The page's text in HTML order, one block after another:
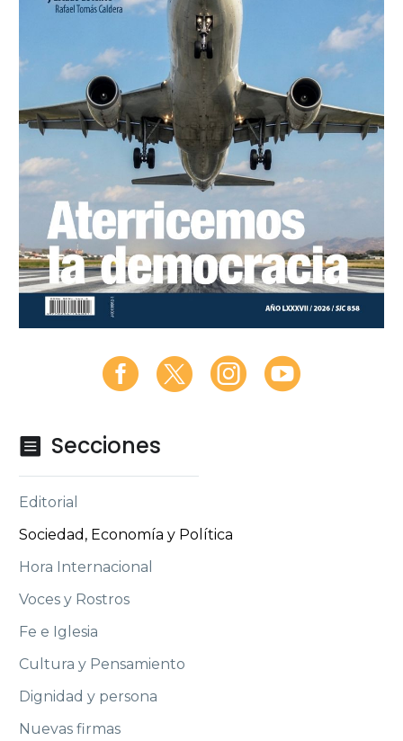
 Secciones
Editorial
Sociedad, Economía y Política
Hora Internacional
Voces y Rostros
Fe e Iglesia
Cultura y Pensamiento
Dignidad y persona
Nuevas firmas